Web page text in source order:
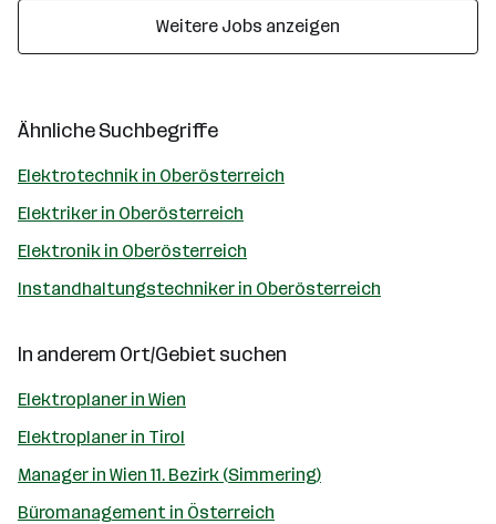
Weitere Jobs anzeigen
Ähnliche Suchbegriffe
Elektrotechnik in Oberösterreich
Elektriker in Oberösterreich
Elektronik in Oberösterreich
Instandhaltungstechniker in Oberösterreich
In anderem Ort/Gebiet suchen
Elektroplaner in Wien
Elektroplaner in Tirol
Manager in Wien 11. Bezirk (Simmering)
Büromanagement in Österreich